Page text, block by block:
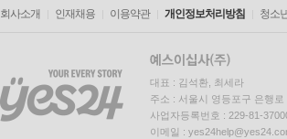
회사소개 인재채용 이용약관 개인정보처리방침 청소
대표 : 김석환, 최세라
주소 : 서울시 영등포구 은행
사업자등록번호 : 229-81-
이메일 :